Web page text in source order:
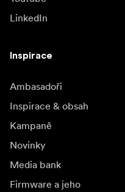
LinkedIn
Inspirace
Ambasadoři
Inspirace & obsah
Kampaně
Novinky
Media bank
Firmware a jeho